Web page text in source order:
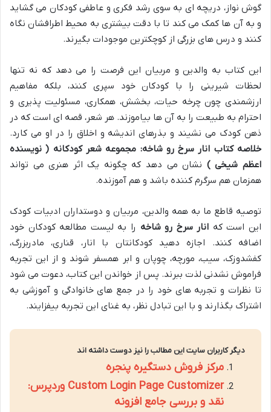
گوش نواز، دریچه ای به سوی رشد فکری و عاطفی کودکان می گشاید
و به آن ها کمک می کند تا با دقت بیشتری به محیط اطرافشان نگاه
کنند و درس های بزرگی از کوچکترین موجودات بگیرند.
این کتاب به والدین و مربیان این فرصت را می دهد که نه تنها
لحظات شیرینی را با کودکان خود سپری کنند، بلکه مفاهیم
ارزشمندی چون چرخه حیات، بخشش، همکاری، مسئولیت پذیری و
احترام به طبیعت را به آن ها بیاموزند. هر شعر، قصه ای است که در
ذهن کودک می نشیند و بذرهای اندیشه و اخلاق را در او می کارد.
خلاصه کتاب انار سرخ رو شاخه: مجموعه شعر کودکانه ( نویسنده
اعظم شیخی ) نشان می دهد که چگونه یک اثر هنری می تواند
همزمان هم سرگرم کننده باشد و هم آموزنده.
توصیه قاطع ما به همه والدین، مربیان و دوستداران ادبیات کودک
این است که انار سرخ رو شاخه را به لیست مطالعه کودکان خود
اضافه کنند. اجازه دهید کودکانتان با انار، قناری، مادربزرگ،
کفشدوزک، سیب، مورچه، چوپان و ابر همسفر شوند و از این تجربه
فراموش نشدنی لذت ببرند. پس از خواندن این کتاب، دعوت می شود
تا نظرات و تجربه های خود را در جمع های خانوادگی و آموزشی به
اشتراک بگذارند و با این تبادل نظر، به غنای این تجربه بیفزایند.
دیگر کاربران سایت این مطالب را نیز دوست داشته اند
مرکز فروش دستگیره پنجره
Custom Login Page Customizer وردپرس:
نقد و بررسی جامع افزونه